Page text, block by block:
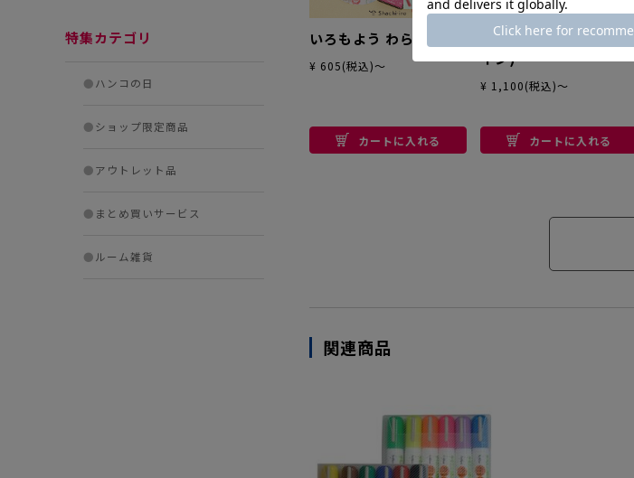
特集カテゴリ
●ハンコの日
●ショップ限定商品
●アウトレット品
● まとめ買いサービス
● ルーム雑貨
いろもよう わらべ
¥ 605(税込)～
カートに入れる
nototoline (ノトトラ
イン)
¥ 1,100(税込)～
カートに入れる
関連商品